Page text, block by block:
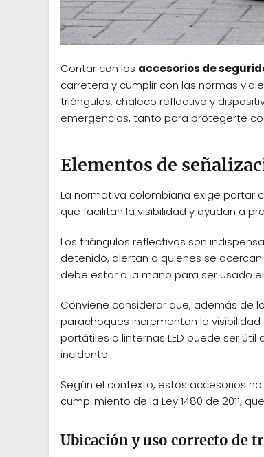
Contar con los accesorios de
carretera y cumplir con las normas
triángulos, chaleco reflectivo y
emergencias, tanto para protegerte
Elementos de
La normativa colombiana exige portar
que facilitan la visibilidad y ayudan a
Los triángulos reflectivos son
detenido, alertan a quienes se
debe estar a la mano para ser usado
Conviene considerar que, además de
parachoques incrementan la
portátiles o linternas LED puede ser
incidente.
Según el contexto, estos accesorios
cumplimiento de la Ley 1480 de 2011,
Ubicación y uso correcto de